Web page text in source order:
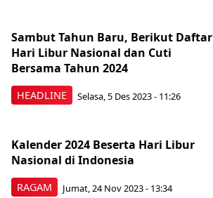
HEADLINE
Sambut Tahun Baru, Berikut Daftar
Hari Libur Nasional dan Cuti
Bersama Tahun 2024
Selasa, 5 Des 2023 - 11:26
RAGAM
Kalender 2024 Beserta Hari Libur
Nasional di Indonesia
Jumat, 24 Nov 2023 - 13:34